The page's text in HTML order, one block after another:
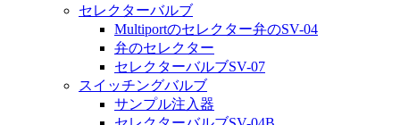
セレクターバルブ
Multiportのセレクター弁のSV-04
弁のセレクター
セレクターバルブSV-07
スイッチングバルブ
サンプル注入器